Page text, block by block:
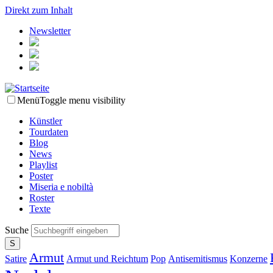
Direkt zum Inhalt
Newsletter
MenüToggle menu visibility
Künstler
Tourdaten
Blog
News
Playlist
Poster
Miseria e nobiltà
Roster
Texte
Suche
Satire Armut Armut und Reichtum Pop Antisemitismus Konzerne